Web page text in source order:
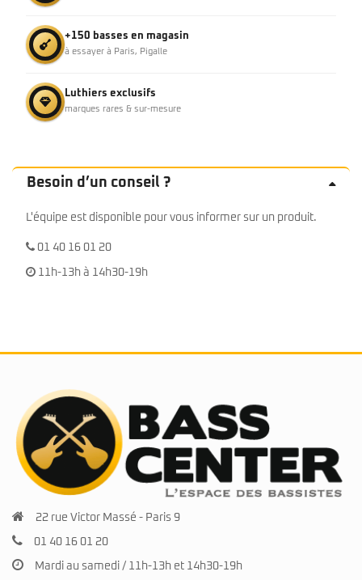
+150 basses en magasin
à essayer à Paris, Pigalle
Luthiers exclusifs
marques rares & sur-mesure
Besoin d’un conseil ?
L'équipe est disponible pour vous informer sur un produit.
01 40 16 01 20
11h-13h à 14h30-19h
22 rue Victor Massé - Paris 9
01 40 16 01 20
Mardi au samedi / 11h-13h et 14h30-19h